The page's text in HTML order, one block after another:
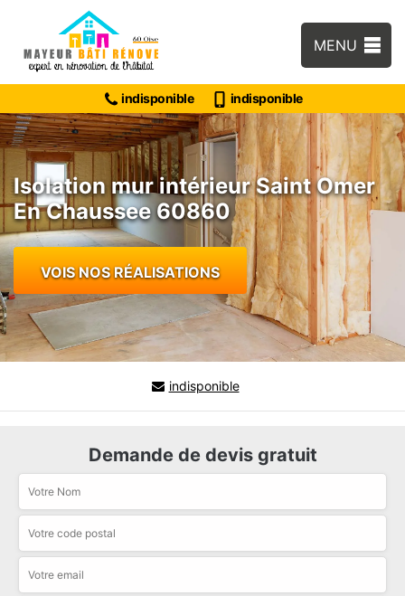
MENU
indisponible indisponible
Isolation mur intérieur Saint Omer
En Chaussee 60860
VOIS NOS RÉALISATIONS
indisponible
Demande de devis gratuit